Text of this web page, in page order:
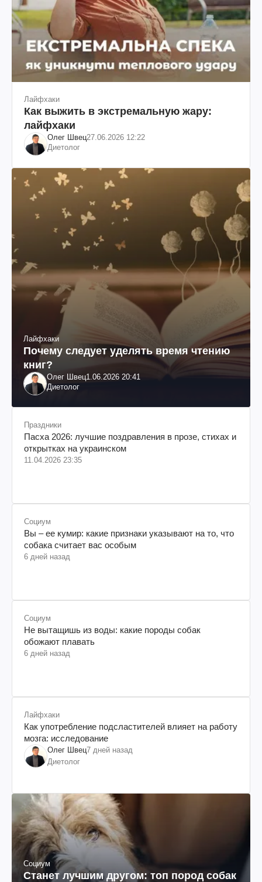
Лайфхаки
Как выжить в экстремальную жару:
лайфхаки
Олег Швец27.06.2026 12:22
Диетолог
Лайфхаки
Почему следует уделять время чтению
книг?
Олег Швец1.06.2026 20:41
Диетолог
Праздники
Пасха 2026: лучшие поздравления в прозе, стихах и
открытках на украинском
11.04.2026 23:35
Социум
Вы – ее кумир: какие признаки указывают на то, что
собака считает вас особым
6 дней назад
Социум
Не вытащишь из воды: какие породы собак
обожают плавать
6 дней назад
Лайфхаки
Как употребление подсластителей влияет на работу
мозга: исследование
Олег Швец7 дней назад
Диетолог
Социум
Станет лучшим другом: топ пород собак